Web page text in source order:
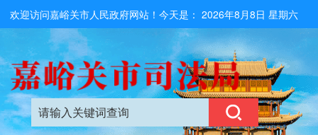
欢迎访问嘉峪关市人民政府网站！今天是：2026年8月8日 星期六